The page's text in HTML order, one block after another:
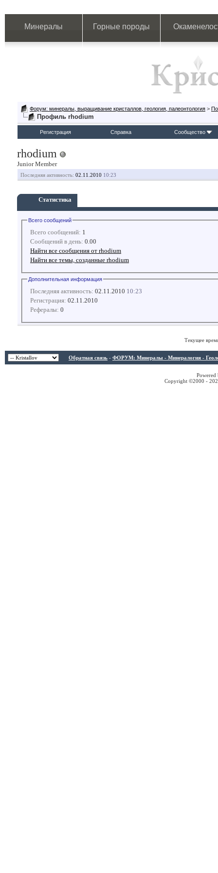
Минералы Горные породы
Форум: минералы, выращивание кристаллов, геология, палеонтология >
Профиль rhodium
Регистрация Справка Сообщество
rhodium
Junior Member
Последняя активность: 02.11.2010 10:23
Статистика
Всего сообщений
Всего сообщений: 1
Сообщений в день: 0.00
Найти все сообщения от rhodium
Найти все темы, созданные rhodium
Дополнительная информация
Последняя активность: 02.11.2010 10:23
Регистрация: 02.11.2010
Рефералы: 0
Текущее
Обратная связь - ФОРУМ: Минералы - Минералогия -
Copyright ©2000 -